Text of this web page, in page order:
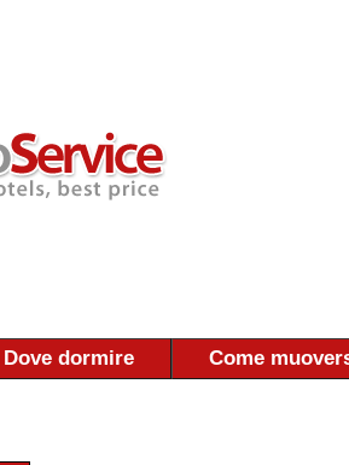
Dove dormire Come